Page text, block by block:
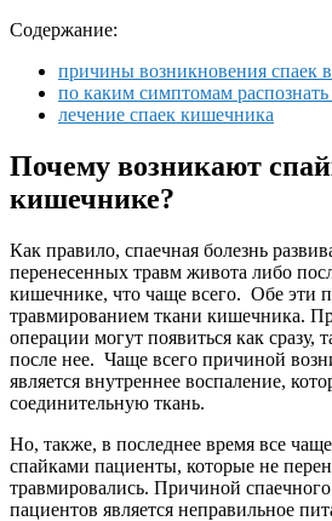
Содержание:
причины возникновения спаек
по каким симптомам
лечение спаек кишечника
Почему возникают
кишечнике?
Как правило, спаечная болезнь
перенесенных травм живота либо
кишечнике, что чаще всего. Обе эти
травмированием ткани кишечника.
операции могут появиться как сразу,
после нее. Чаще всего причиной
является внутреннее воспаление,
соединительную ткань.
Но, также, в последнее время все
спайками пациенты, которые не
травмировались. Причиной
пациентов является неправильное